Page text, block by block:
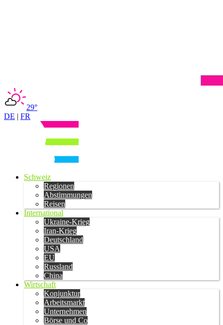
29°
DE | FR
Schweiz
Regionen
Abstimmungen
Reisen
International
Ukraine-Krieg
Iran-Krieg
Deutschland
USA
EU
Russland
China
Wirtschaft
Konjunktur
Arbeitsmarkt
Unternehmen
Börse und Co